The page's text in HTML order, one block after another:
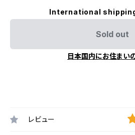
International
Sold out
日本国内にお住まい
レビュー